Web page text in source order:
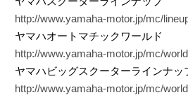
http://www.yamaha-motor.jp/mc/
ヤマハオートマチックワールド
http://www.yamaha-motor.jp/mc/
ヤマハビッグスクーターラインナッ
http://www.yamaha-motor.jp/mc/